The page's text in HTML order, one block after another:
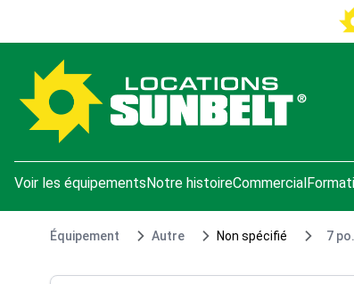
Voir les équipements Notre histoireCommercial
Équipement Autre Non spécifié 7